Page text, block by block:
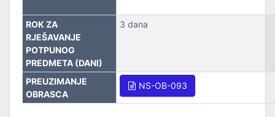
ROK ZA
RJEŠAVANJE
POTPUNOG
PREDMETA (DANI)
3 dana
PREUZIMANJE
OBRASCA
NS-OB-093